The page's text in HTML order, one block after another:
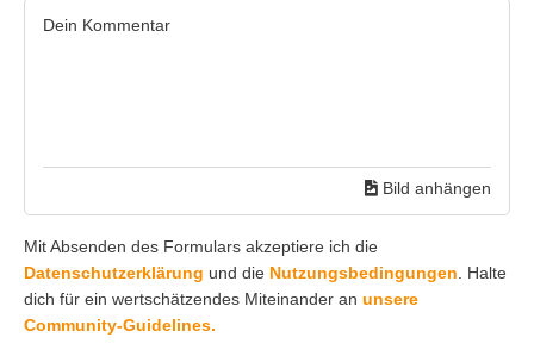
Bild anhängen
Mit Absenden des Formulars akzeptiere ich die
Datenschutzerklärung und die Nutzungsbedingungen . Halte
dich für ein wertschätzendes Miteinander an unsere
Community-Guidelines.